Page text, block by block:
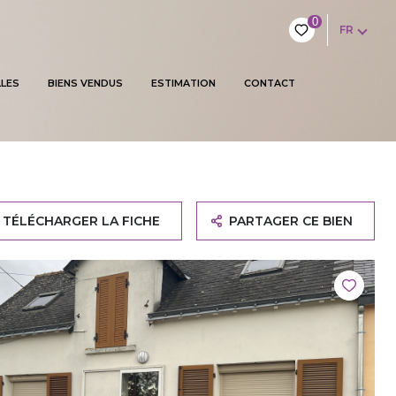
0
FR
BIENS VENDUS ESTIMATION CONTACT
TÉLÉCHARGER LA FICHE PARTAGER CE BIEN